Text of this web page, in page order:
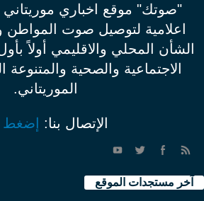
"صوتك" موقع اخباري
اعلامية لتوصيل صوت المواطن
الشأن المحلي والاقليمي أولاً
الاجتماعية والصحية والمتنوعة
الموريتاني.
الإتصال بنا: إضغط
آخر مستجدات الموقع